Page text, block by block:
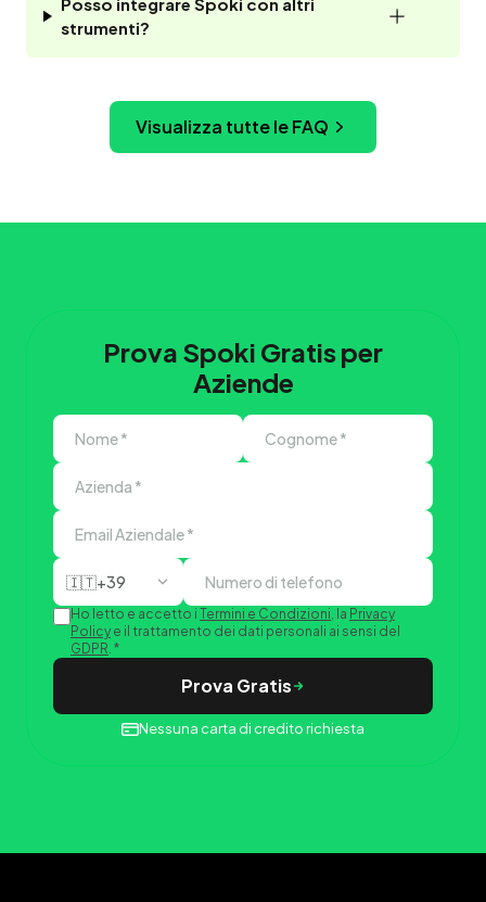
strumenti?
Visualizza tutte le FAQ
Prova Spoki Gratis per
Aziende
🇮🇹+39
Ho letto e accetto i Termini e Condizioni, la Privacy
Policy e il trattamento dei dati personali ai sensi del
GDPR. *
Prova Gratis
Nessuna carta di credito richiesta